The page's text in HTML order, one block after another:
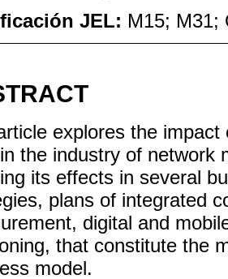
JEL: M15; M31;
explores the
the industry of network
its effects in several
plans of integrated
digital and
that constitute the
model.